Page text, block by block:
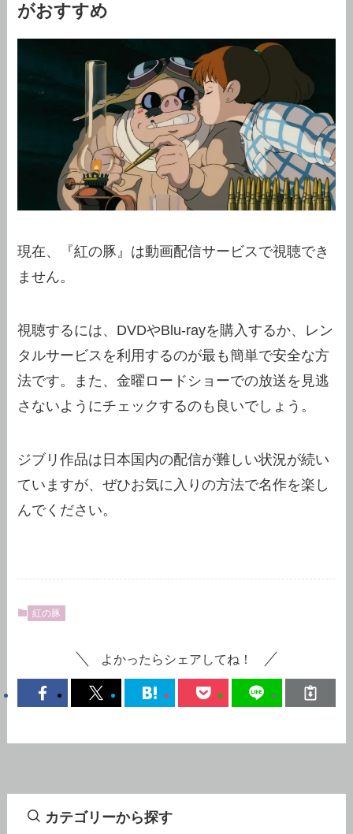
がおすすめ
現在、『紅の豚』は動画配信サービスで視聴でき
ません。
視聴するには、DVDやBlu-rayを購入するか、レン
タルサービスを利用するのが最も簡単で安全な方
法です。また、金曜ロードショーでの放送を見逃
さないようにチェックするのも良いでしょう。
ジブリ作品は日本国内の配信が難しい状況が続い
ていますが、ぜひお気に入りの方法で名作を楽し
んでください。
紅の豚
よかったらシェアしてね！
カテゴリーから探す